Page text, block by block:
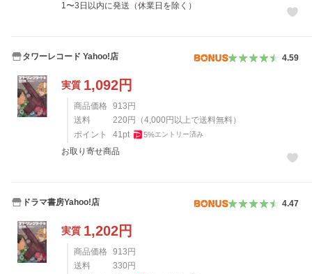
1〜3日以内に発送（休業日を除く）
タワーレコード Yahoo!店 4.59
実質 1,092円
商品価格 913 円
送料
220 円 （4,000 円以上で送料無料）
ポイント
41pt 5%エントリー済み
お取り寄せ商品
ドラマ書房Yahoo!店 4.47
実質 1,202円
商品価格 913 円
送料
330 円